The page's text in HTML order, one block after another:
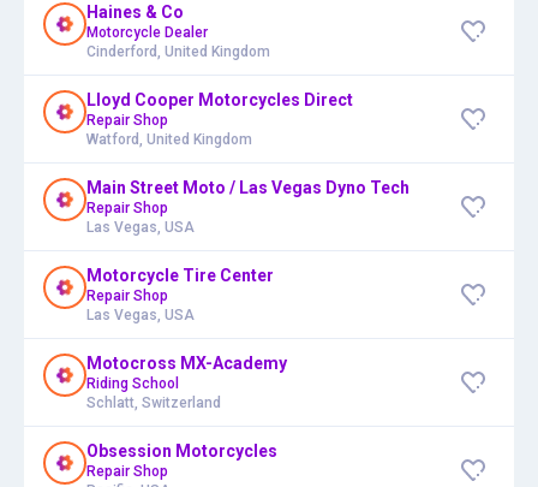
Haines & Co
Motorcycle Dealer
Cinderford, United Kingdom
Lloyd Cooper Motorcycles Direct
Repair Shop
Watford, United Kingdom
Main Street Moto / Las Vegas Dyno Tech
Repair Shop
Las Vegas, USA
Motorcycle Tire Center
Repair Shop
Las Vegas, USA
Motocross MX-Academy
Riding School
Schlatt, Switzerland
Obsession Motorcycles
Repair Shop